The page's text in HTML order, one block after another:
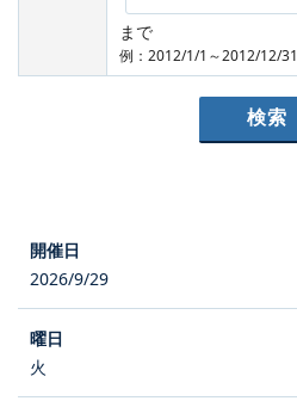
まで
例：2012/1/1～2012/12/31
2026/9/29
火